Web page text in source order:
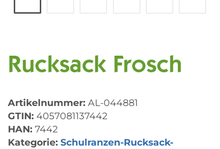
Rucksack Frosch
Artikelnummer: AL-044881
GTIN: 4057081137442
HAN: 7442
Kategorie: Schulranzen-Rucksack-